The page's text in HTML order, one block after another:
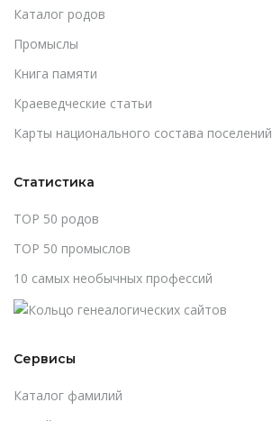
Каталог родов
Промыслы
Книга памяти
Краеведческие статьи
Карты национального состава поселений
Статистика
TOP 50 родов
TOP 50 промыслов
10 самых необычных профессий
Сервисы
Каталог фамилий